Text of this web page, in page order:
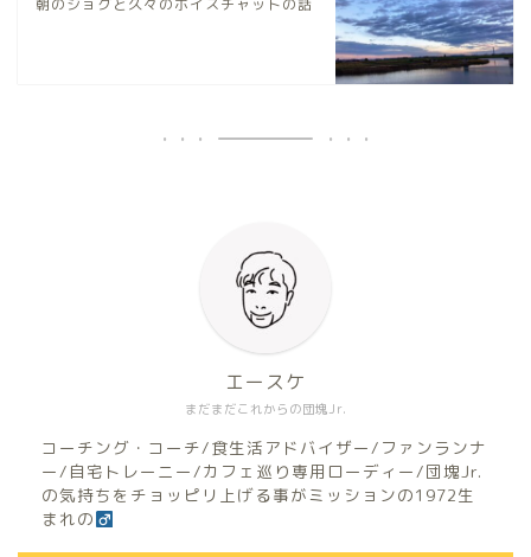
朝のジョグと久々のボイスチャットの話
まだまだこれからの団塊Jr.
エースケ
コーチング・コーチ/食生活アドバイザー/ファンランナ
ー/自宅トレーニー/カフェ巡り専用ローディー/団塊Jr.
の気持ちをチョッピリ上げる事がミッションの1972生
まれの